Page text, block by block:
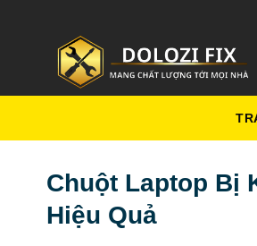
DỊCH VỤ
Chuột Laptop Bị
Hiệu Quả